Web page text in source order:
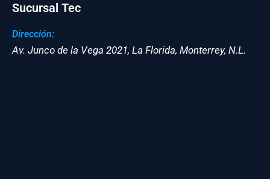
Sucursal Tec
Dirección:
Av. Junco de la Vega 2021, La Florida, Monterrey, N.L.